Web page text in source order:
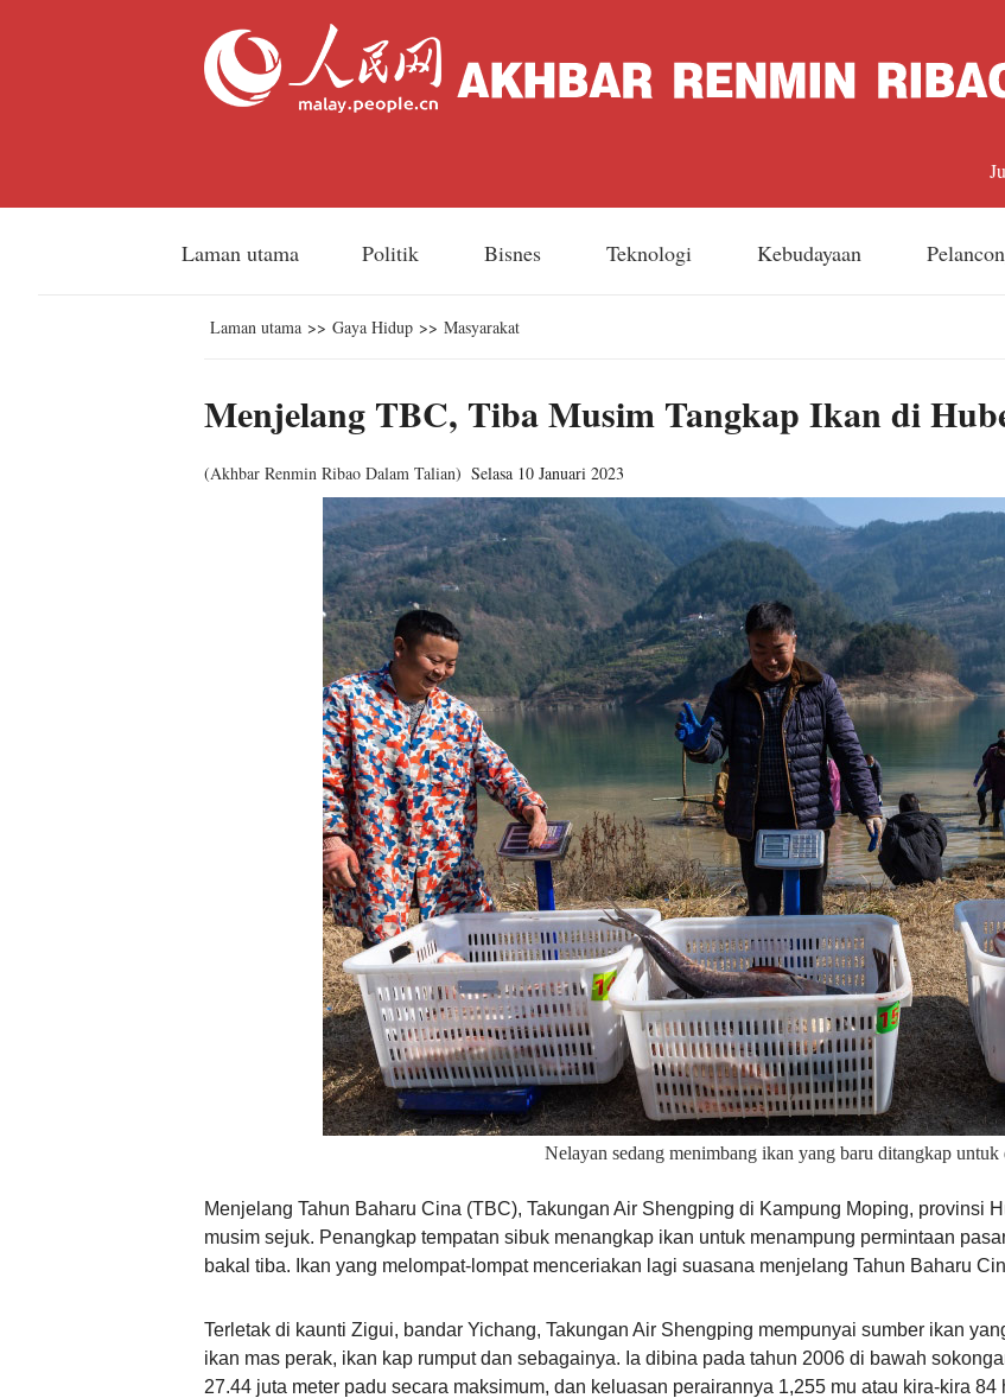
Laman utama Politik Bisnes Teknologi Kebudayaan
Laman utama >> Gaya Hidup >> Masyarakat
Menjelang TBC, Tiba Musim Tangkap Ikan di
(Akhbar Renmin Ribao Dalam Talian) Selasa 10 Januari 2023
Nelayan sedang menimbang ikan yang baru ditangkap untuk
Menjelang Tahun Baharu Cina (TBC), Takungan Air Shengping di Kampung Moping, provinsi
musim sejuk. Penangkap tempatan sibuk menangkap ikan untuk menampung permintaan
bakal tiba. Ikan yang melompat-lompat menceriakan lagi suasana menjelang Tahun Baharu
Terletak di kaunti Zigui, bandar Yichang, Takungan Air Shengping mempunyai sumber ikan
ikan mas perak, ikan kap rumput dan sebagainya. Ia dibina pada tahun 2006 di bawah
27.44 juta meter padu secara maksimum, dan keluasan perairannya 1,255 mu atau kira-kira 84